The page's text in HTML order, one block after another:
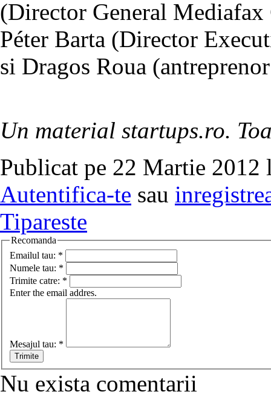
(Director General
Péter Barta (Director
si Dragos Roua
Un material startups.ro.
Publicat pe 22 Martie 2012
Autentifica-te sau
Tipareste
Recomanda
Emailul tau: *
Numele tau: *
Trimite catre: *
Enter the email addres.
Mesajul tau: *
Nu exista comentarii